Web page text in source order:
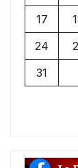
17
24
31